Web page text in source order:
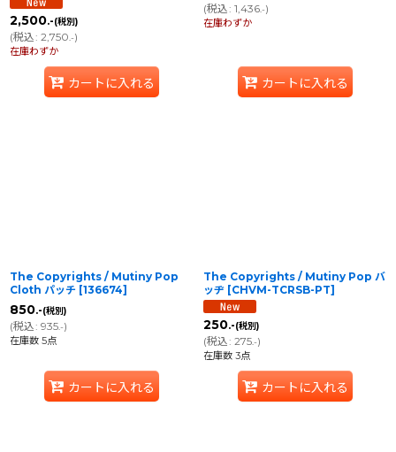
2,500.-(税別)
(税込: 2,750.-)
在庫わずか
カートに入れる
(税込: 1,436.-)
在庫わずか
カートに入れる
The Copyrights / Mutiny Pop
Cloth パッチ [136674]
850.-(税別)
(税込: 935.-)
在庫数 5点
カートに入れる
The Copyrights / Mutiny Pop バ
ッヂ [CHVM-TCRSB-PT]
250.-(税別)
(税込: 275.-)
在庫数 3点
カートに入れる